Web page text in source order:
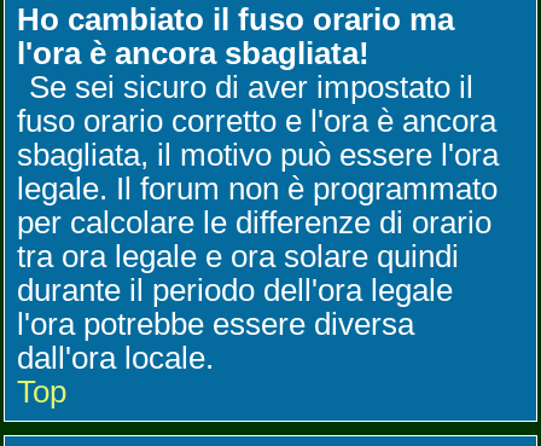
Ho cambiato il fuso orario ma
l'ora è ancora sbagliata!
Se sei sicuro di aver impostato il
fuso orario corretto e l'ora è ancora
sbagliata, il motivo può essere l'ora
legale. Il forum non è programmato
per calcolare le differenze di orario
tra ora legale e ora solare quindi
durante il periodo dell'ora legale
l'ora potrebbe essere diversa
dall'ora locale.
Top